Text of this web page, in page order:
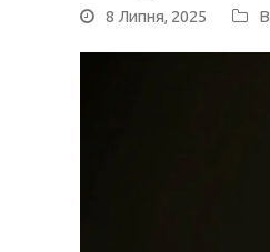
8 Липня, 2025